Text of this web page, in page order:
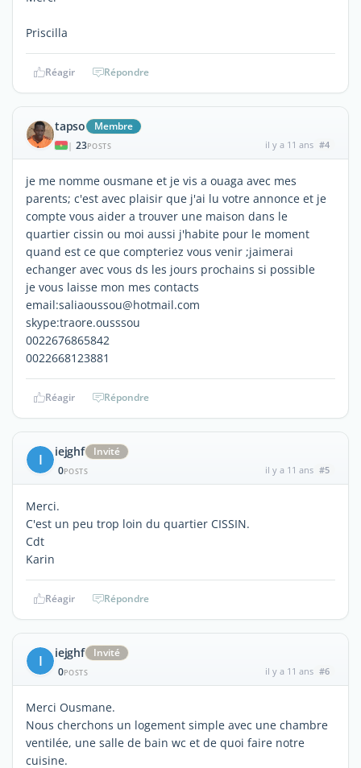
Priscilla
Réagir Répondre
tapso Membre
| 23POSTS il y a 11 ans #4
je me nomme ousmane et je vis a ouaga avec mes
parents; c'est avec plaisir que j'ai lu votre annonce et je
compte vous aider a trouver une maison dans le
quartier cissin ou moi aussi j'habite pour le moment
quand est ce que compteriez vous venir ;jaimerai
echanger avec vous ds les jours prochains si possible
je vous laisse mon mes contacts
email:saliaoussou@hotmail.com
skype:traore.ousssou
0022676865842
0022668123881
Réagir Répondre
I iejghf
Invité
0POSTS il y a 11 ans #5
Merci.
C'est un peu trop loin du quartier CISSIN.
Cdt
Karin
Réagir Répondre
I iejghf
Invité
0POSTS il y a 11 ans #6
Merci Ousmane.
Nous cherchons un logement simple avec une chambre
ventilée, une salle de bain wc et de quoi faire notre
cuisine.